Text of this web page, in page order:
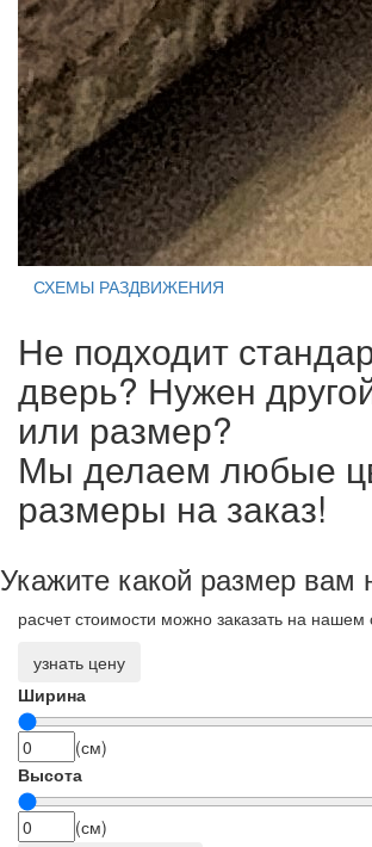
СХЕМЫ РАЗДВИЖЕНИЯ
Не подходит
дверь? Нужен
или размер?
Мы делаем любые
размеры на заказ!
Укажите какой размер вам
расчет стоимости можно заказать на нашем
узнать цену
Ширина
(см)
Высота
(см)